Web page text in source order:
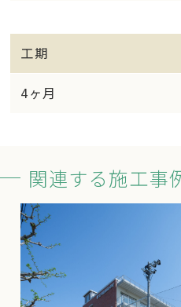
工期
4ヶ月
関連する施工事